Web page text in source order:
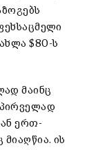
$80-ს
მაინც
ერთ-
ის